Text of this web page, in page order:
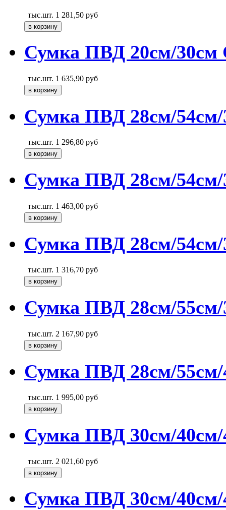
тыс.шт. 1 281,50 руб
Сумка ПВД 20см/30см
тыс.шт. 1 635,90 руб
Сумка ПВД 28см/
тыс.шт. 1 296,80 руб
Сумка ПВД 28см/54см/
тыс.шт. 1 463,00 руб
Сумка ПВД 28см/54см/
тыс.шт. 1 316,70 руб
Сумка ПВД 28см/
тыс.шт. 2 167,90 руб
Сумка ПВД 28см/
тыс.шт. 1 995,00 руб
Сумка ПВД 30см/
тыс.шт. 2 021,60 руб
Сумка ПВД 30см/